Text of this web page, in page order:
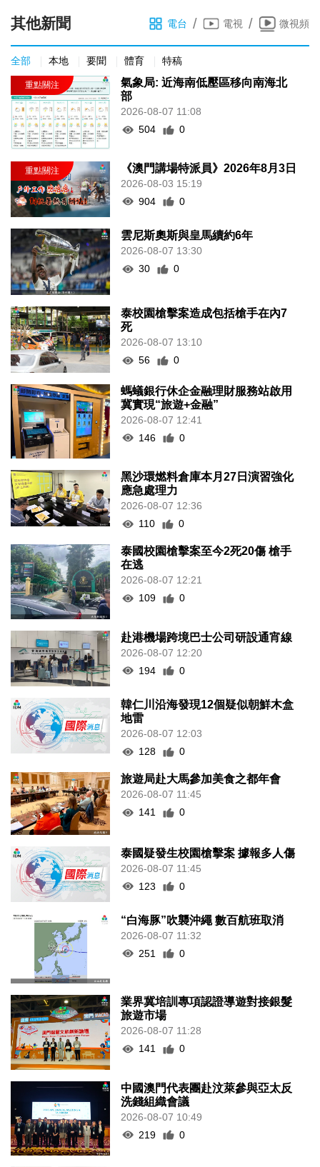
其他新聞 電台 / 電視 / 微視頻
全部 本地 要聞 體育 特稿
氣象局: 近海南低壓區移向南海北
部
2026-08-07 11:08
504
0
《澳門講場特派員》2026年8月3日
2026-08-03 15:19
904
0
雲尼斯奧斯與皇馬續約6年
2026-08-07 13:30
30
0
泰校園槍擊案造成包括槍手在內7
死
2026-08-07 13:10
56
0
螞蟻銀行休企金融理財服務站啟用
冀實現“旅遊+金融”
2026-08-07 12:41
146
0
黑沙環燃料倉庫本月27日演習強化
應急處理力
2026-08-07 12:36
110
0
泰國校園槍擊案至今2死20傷 槍手
在逃
2026-08-07 12:21
109
0
赴港機場跨境巴士公司研設通宵線
2026-08-07 12:20
194
0
韓仁川沿海發現12個疑似朝鮮木盒
地雷
2026-08-07 12:03
128
0
旅遊局赴大馬參加美食之都年會
2026-08-07 11:45
141
0
泰國疑發生校園槍擊案 據報多人傷
2026-08-07 11:45
123
0
“白海豚”吹襲沖繩 數百航班取消
2026-08-07 11:32
251
0
業界冀培訓專項認證導遊對接銀髮
旅遊市場
2026-08-07 11:28
141
0
中國澳門代表團赴汶萊參與亞太反
洗錢組織會議
2026-08-07 10:49
219
0